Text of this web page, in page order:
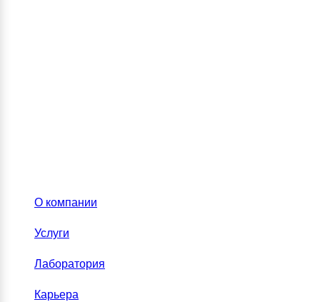
О компании
Услуги
Лаборатория
Карьера